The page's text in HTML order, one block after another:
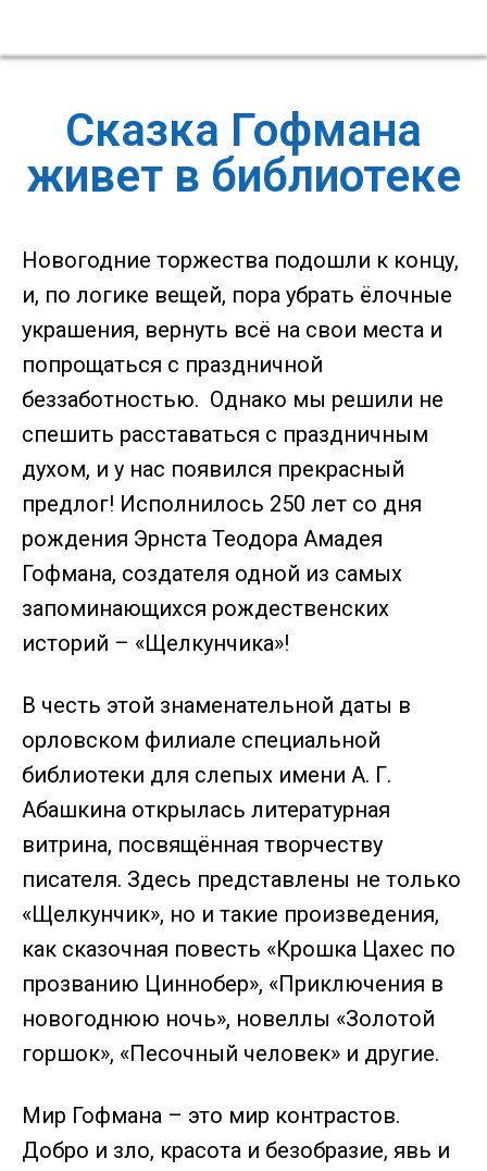
Сказка Гофмана
живет в библиотеке
Новогодние торжества подошли к концу,
и, по логике вещей, пора убрать ёлочные
украшения, вернуть всё на свои места и
попрощаться с праздничной
беззаботностью. Однако мы решили не
спешить расставаться с праздничным
духом, и у нас появился прекрасный
предлог! Исполнилось 250 лет со дня
рождения Эрнста Теодора Амадея
Гофмана, создателя одной из самых
запоминающихся рождественских
историй – «Щелкунчика»!
В честь этой знаменательной даты в
орловском филиале специальной
библиотеки для слепых имени А. Г.
Абашкина открылась литературная
витрина, посвящённая творчеству
писателя. Здесь представлены не только
«Щелкунчик», но и такие произведения,
как сказочная повесть «Крошка Цахес по
прозванию Циннобер», «Приключения в
новогоднюю ночь», новеллы «Золотой
горшок», «Песочный человек» и другие.
Мир Гофмана – это мир контрастов.
Добро и зло, красота и безобразие, явь и